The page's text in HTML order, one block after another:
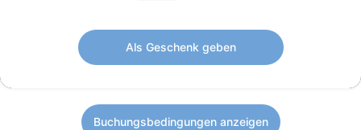
Als Geschenk geben
Buchungsbedingungen anzeigen